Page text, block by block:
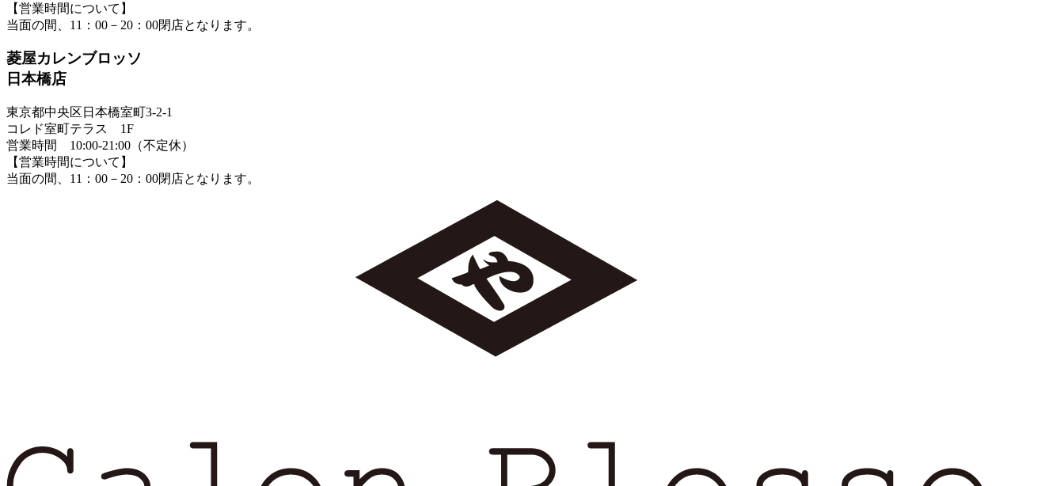
【営業時間について】
当面の間、11：00－20：00閉店となります。
菱屋カレンブロッソ
日本橋店
東京都中央区日本橋室町3-2-1
コレド室町テラス 1F
営業時間 10:00-21:00（不定休）
【営業時間について】
当面の間、11：00－20：00閉店となります。